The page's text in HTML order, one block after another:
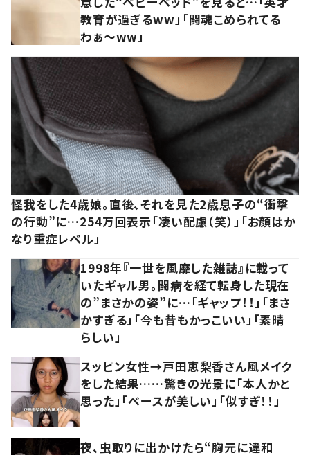
教育が過ぎるww」「闘魂こめられてる
わぁ～ww」
怪我をした4歳娘。直後、それを見た2歳息子の“衝撃
の行動”に…254万回表示「凄い配慮（笑）」「お顔はか
なり重症レベル」
1998年『一世を風靡した雑誌』に載って
いたギャル男。闘病を経て転身した現在
の”まさかの姿”に…「ギャップ！！」「まさ
かすぎる」「今も昔もかっこいい」「素晴
らしい」
スッピン女性→戸田恵梨香さん風メイク
をした結果……驚きの光景に「本人かと
思った」「ベースが美しい」「似すぎ！！」
夜、虫取りに出かけたら“胸元に違和